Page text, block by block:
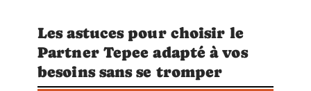
Les astuces pour choisir le
Partner Tepee adapté à vos
besoins sans se tromper